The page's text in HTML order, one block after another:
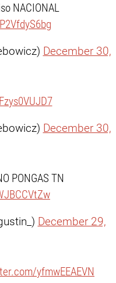
NACIONAL
December 30,
December 30,
PONGAS TN
December 29,
yfmwEEAEVN